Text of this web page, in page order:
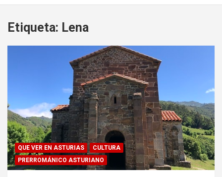
Etiqueta: Lena
QUE VER EN ASTURIAS
CULTURA
PRERROMÁNICO ASTURIANO